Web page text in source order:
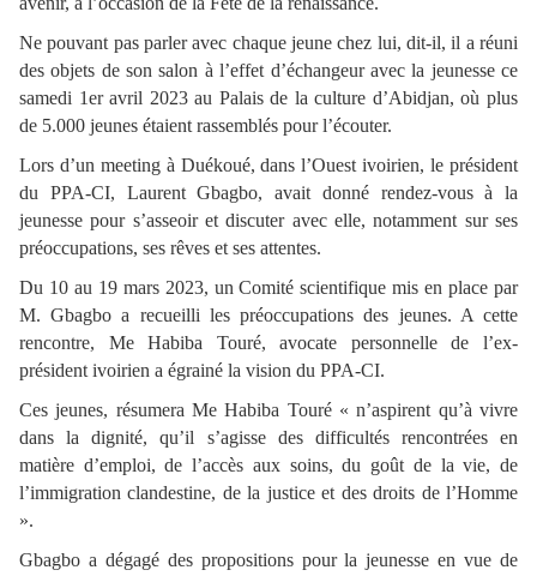
Ne pouvant pas parler avec chaque jeune chez lui, dit-il, il a réuni
des objets de son salon à l’effet d’échangeur avec la jeunesse ce
samedi 1er avril 2023 au Palais de la culture d’Abidjan, où plus
de 5.000 jeunes étaient rassemblés pour l’écouter.
Lors d’un meeting à Duékoué, dans l’Ouest ivoirien, le président
du PPA-CI, Laurent Gbagbo, avait donné rendez-vous à la
jeunesse pour s’asseoir et discuter avec elle, notamment sur ses
préoccupations, ses rêves et ses attentes.
Du 10 au 19 mars 2023, un Comité scientifique mis en place par
M. Gbagbo a recueilli les préoccupations des jeunes. A cette
rencontre, Me Habiba Touré, avocate personnelle de l’ex-
président ivoirien a égrainé la vision du PPA-CI.
Ces jeunes, résumera Me Habiba Touré « n’aspirent qu’à vivre
dans la dignité, qu’il s’agisse des difficultés rencontrées en
matière d’emploi, de l’accès aux soins, du goût de la vie, de
l’immigration clandestine, de la justice et des droits de l’Homme
».
Gbagbo a dégagé des propositions pour la jeunesse en vue de